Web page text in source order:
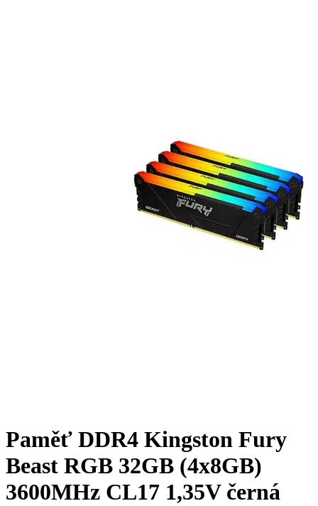
Paměť DDR4 Kingston Fury
Beast RGB 32GB (4x8GB)
3600MHz CL17 1,35V černá